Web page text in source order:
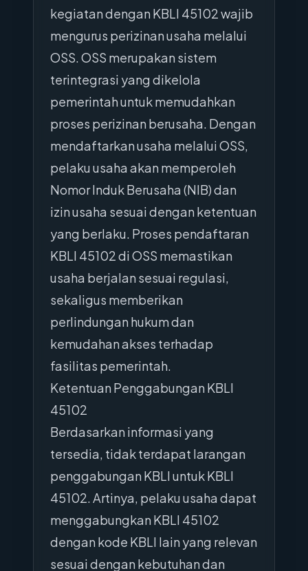
kegiatan dengan KBLI 45102 wajib
mengurus perizinan usaha melalui
OSS. OSS merupakan sistem
terintegrasi yang dikelola
pemerintah untuk memudahkan
proses perizinan berusaha. Dengan
mendaftarkan usaha melalui OSS,
pelaku usaha akan memperoleh
Nomor Induk Berusaha (NIB) dan
izin usaha sesuai dengan ketentuan
yang berlaku. Proses pendaftaran
KBLI 45102 di OSS memastikan
usaha berjalan sesuai regulasi,
sekaligus memberikan
perlindungan hukum dan
kemudahan akses terhadap
fasilitas pemerintah.
Ketentuan Penggabungan KBLI
45102
Berdasarkan informasi yang
tersedia, tidak terdapat larangan
penggabungan KBLI untuk KBLI
45102. Artinya, pelaku usaha dapat
menggabungkan KBLI 45102
dengan kode KBLI lain yang relevan
sesuai dengan kebutuhan dan